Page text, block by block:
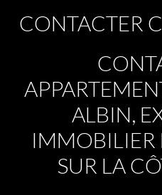
CONTACTER
ALBIN,
IMMOBILIER
SUR LA